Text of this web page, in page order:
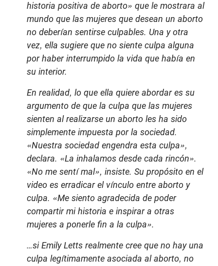
historia positiva de aborto» que le mostrara al
mundo que las mujeres que desean un aborto
no deberían sentirse culpables. Una y otra
vez, ella sugiere que no siente culpa alguna
por haber interrumpido la vida que había en
su interior.
En realidad, lo que ella quiere abordar es su
argumento de que la culpa que las mujeres
sienten al realizarse un aborto les ha sido
simplemente impuesta por la sociedad.
«Nuestra sociedad engendra esta culpa»,
declara. «La inhalamos desde cada rincón».
«No me sentí mal», insiste. Su propósito en el
video es erradicar el vínculo entre aborto y
culpa. «Me siento agradecida de poder
compartir mi historia e inspirar a otras
mujeres a ponerle fin a la culpa».
…si Emily Letts realmente cree que no hay una
culpa legítimamente asociada al aborto, no